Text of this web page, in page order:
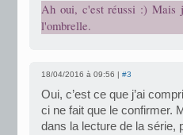
Ah oui, c'est réussi :) Mais
l'ombrelle.
18/04/2016 à 09:56 | #3
Oui, c’est ce que j’ai
ci ne fait que le confirmer.
dans la lecture de la série,